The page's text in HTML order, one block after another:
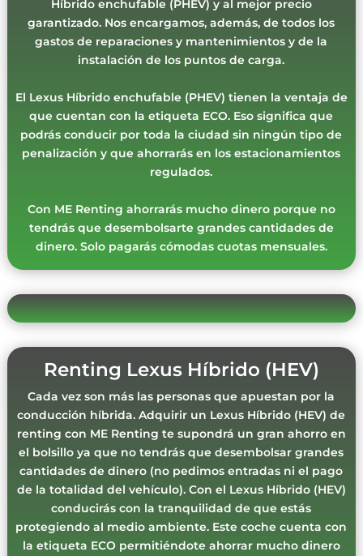
Híbrido enchufable (PHEV) y al mejor precio
garantizado. Nos encargamos, además, de todos los
gastos de reparaciones y mantenimientos y de la
instalación de los puntos de carga.
El Lexus Híbrido enchufable (PHEV) tienen la ventaja de
que cuentan con la etiqueta ECO. Eso significa que
podrás conducir por toda la ciudad sin ningún tipo de
penalización y que ahorrarás en los estacionamientos
regulados.
Con ME Renting ahorrarás mucho dinero porque no
tendrás que desembolsarte grandes cantidades de
dinero. Solo pagarás cómodas cuotas mensuales.
Renting Lexus Híbrido (HEV)
Cada vez son más las personas que apuestan por la
conducción híbrida. Adquirir un Lexus Híbrido (HEV) de
renting con ME Renting te supondrá un gran ahorro en
el bolsillo ya que no tendrás que desembolsar grandes
cantidades de dinero (no pedimos entradas ni el pago
de la totalidad del vehículo). Con el Lexus Híbrido (HEV)
conducirás con la tranquilidad de que estás
protegiendo al medio ambiente. Este coche cuenta con
la etiqueta ECO permitiéndote ahorrar mucho dinero